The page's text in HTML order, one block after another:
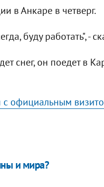
в Анкаре в четверг.
буду работать", -
снег, он поедет в
с официальным
и мира?